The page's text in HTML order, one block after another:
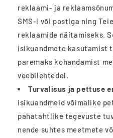
reklaami- ja
SMS-i või postiga ning
reklaamide näitamiseks.
isikuandmete kasutamist
paremaks kohandamist
veebilehtedel.
Turvalisus ja pettuse
isikuandmeid võimalike
pahatahtlike tegevuste
nende suhtes meetmete